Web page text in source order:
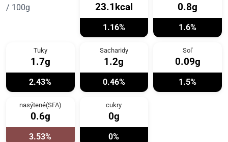
/ 100g
23.1kcal
1.16%
0.8g
1.6%
Tuky
1.7g
2.43%
Sacharidy
1.2g
0.46%
Soľ
0.09g
1.5%
nasýtené(SFA)
0.6g
3.53%
cukry
0g
0%